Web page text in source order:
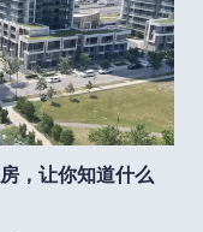
，让你知道什么